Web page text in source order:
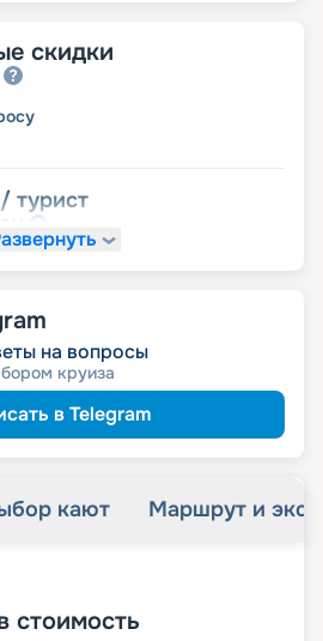
скидки
/ турист
на вопросы
круиза
в Telegram
кают Маршрут и
стоимость